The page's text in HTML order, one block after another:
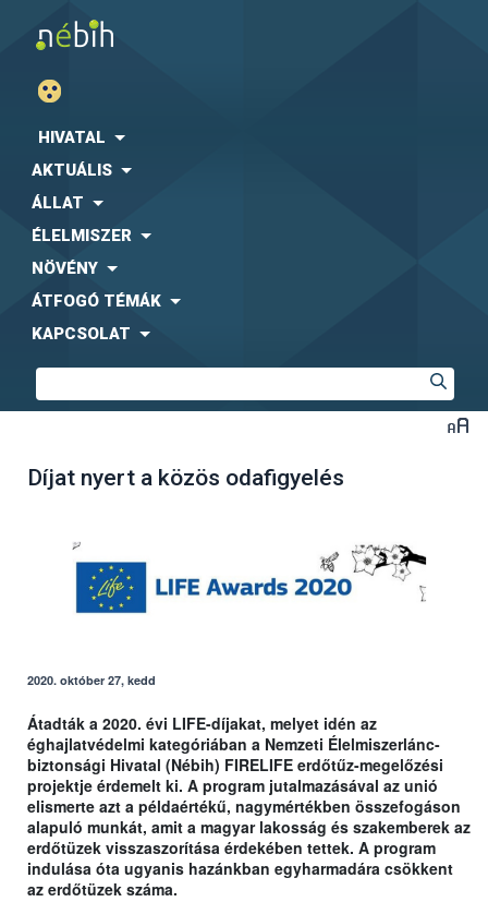
HIVATAL
AKTUÁLIS
ÁLLAT
ÉLELMISZER
NÖVÉNY
ÁTFOGÓ TÉMÁK
KAPCSOLAT
Díjat nyert a közös odafigyelés
2020. október 27, kedd
Átadták a 2020. évi LIFE-díjakat, melyet idén az
éghajlatvédelmi kategóriában a Nemzeti Élelmiszerlánc-
biztonsági Hivatal (Nébih) FIRELIFE erdőtűz-megelőzési
projektje érdemelt ki. A program jutalmazásával az unió
elismerte azt a példaértékű, nagymértékben összefogáson
alapuló munkát, amit a magyar lakosság és szakemberek az
erdőtüzek visszaszorítása érdekében tettek. A program
indulása óta ugyanis hazánkban egyharmadára csökkent
az erdőtüzek száma.